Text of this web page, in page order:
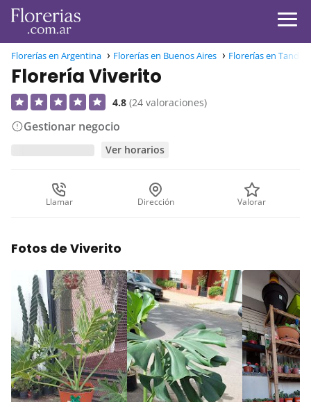
Florerías en Argentina Florerías en Buenos Aires Florerías en Tandil
Florería Viverito
4.8 (24 valoraciones)
Gestionar negocio
Ver horarios
Llamar Dirección Valorar
Fotos de Viverito